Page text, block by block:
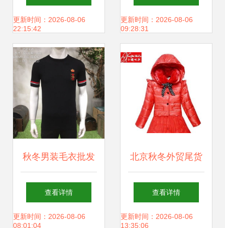
后的质量博弈与广
州二手母婴儿童用
品市场的商机
更新时间：2026-08-06
22:15:42
家直销热销女装货
更新时间：2026-08-06
09:28:31
秋冬男装毛衣批发
指南 精选尾货折扣
货源助力商家赢在
查看详情
更新时间：2026-08-06
08:01:04
北京秋冬外贸尾货
服装批发攻略 工厂
直供品牌毛衣、开
查看详情
更新时间：2026-08-06
13:35:06